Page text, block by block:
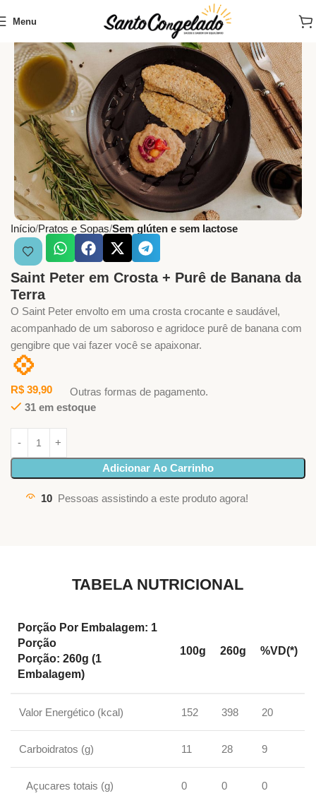
Menu
Início Pratos e Sopas Sem glúten e sem lactose
Saint Peter em Crosta + Purê de Banana da
Terra
O Saint Peter envolto em uma crosta crocante e saudável,
acompanhado de um saboroso e agridoce purê de banana com
gengibre que vai fazer você se apaixonar.
💠
R$ 39,90
Outras formas de pagamento.
31 em estoque
Adicionar Ao Carrinho
10 Pessoas assistindo a este produto agora!
TABELA NUTRICIONAL
Porção Por Embalagem: 1
Porção
Porção: 260g (1
Embalagem)
100g 260g %VD(*)
Valor Energético (kcal) 152 398 20
Carboidratos (g) 11 28 9
Açucares totais (g) 0 0 0